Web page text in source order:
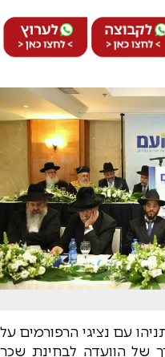
עם נציגי הרפורמים על
של הוועדה לבחינת שכר